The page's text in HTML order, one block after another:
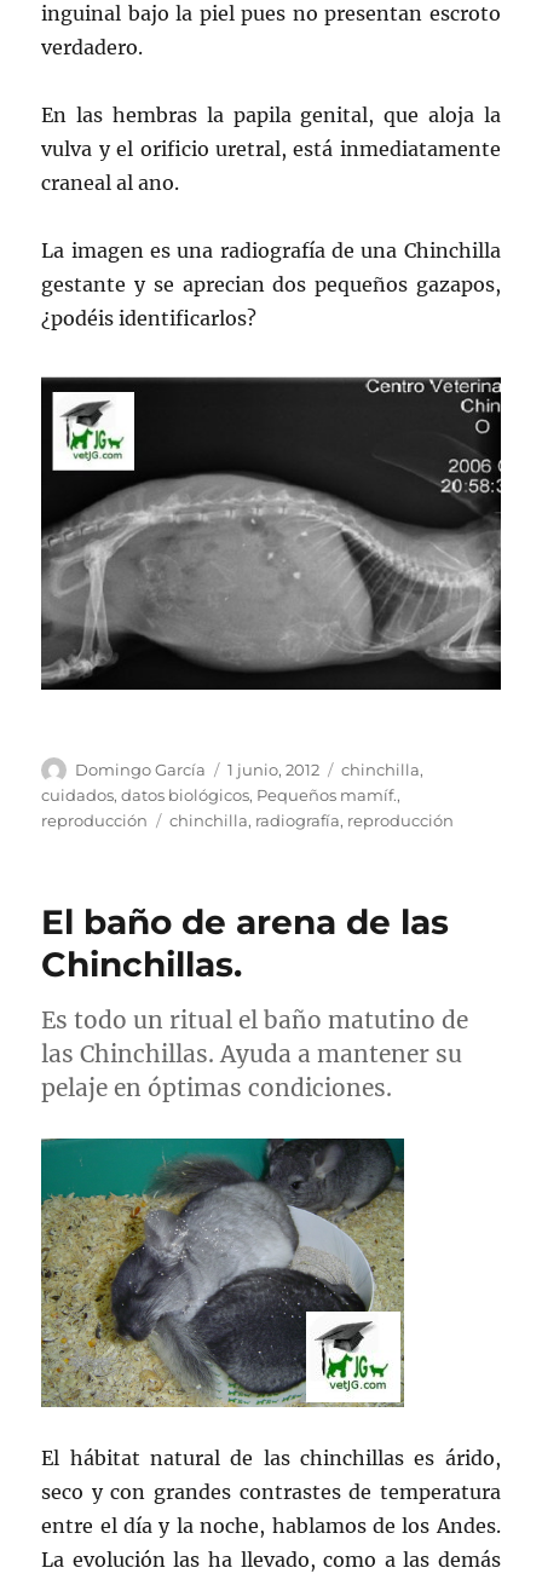
inguinal bajo la piel pues no presentan escroto
verdadero.
En las hembras la papila genital, que aloja la
vulva y el orificio uretral, está inmediatamente
craneal al ano.
La imagen es una radiografía de una Chinchilla
gestante y se aprecian dos pequeños gazapos,
¿podéis identificarlos?
Autor
Domingo García
Publicado
el
1 junio, 2012 Categorías
chinchilla,
cuidados,datos biológicos, Pequeños mamíf.,
reproducción
Etiquetas
chinchilla, radiografía, reproducción
El baño de arena de las
Chinchillas.
Es todo un ritual el baño matutino de
las Chinchillas. Ayuda a mantener su
pelaje en óptimas condiciones.
El hábitat natural de las chinchillas es árido,
seco y con grandes contrastes de temperatura
entre el día y la noche, hablamos de los Andes.
La evolución las ha llevado, como a las demás